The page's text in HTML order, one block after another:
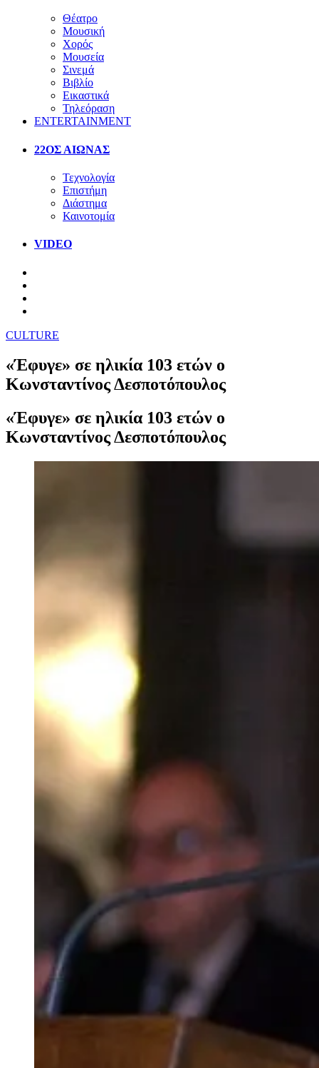
Θέατρο
Μουσική
Χορός
Μουσεία
Σινεμά
Βιβλίο
Εικαστικά
Τηλεόραση
ENTERTAINMENT
22ΟΣ ΑΙΩΝΑΣ
Τεχνολογία
Επιστήμη
Διάστημα
Καινοτομία
VIDEO
CULTURE
«Έφυγε» σε ηλικία 103 ετών ο
Κωνσταντίνος Δεσποτόπουλος
«Έφυγε» σε ηλικία 103 ετών ο
Κωνσταντίνος Δεσποτόπουλος